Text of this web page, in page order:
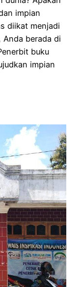
impian
diikat menjadi
Anda berada di
buku
impian